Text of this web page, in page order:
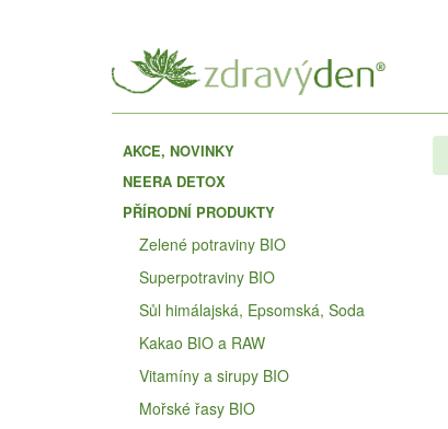
AKCE, NOVINKY
NEERA DETOX
PŘÍRODNÍ PRODUKTY
Zelené potraviny BIO
Superpotraviny BIO
Sůl himálajská, Epsomská, Soda
Kakao BIO a RAW
Vitamíny a sirupy BIO
Mořské řasy BIO